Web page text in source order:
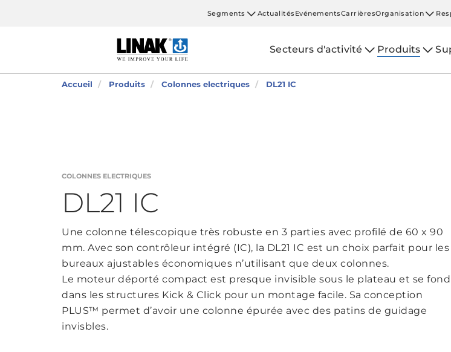
Segments ActualitésEvénementsCarrièresOrganisation
Secteurs d'activité Produits
Accueil Produits Colonnes electriques DL21 IC
COLONNES ELECTRIQUES
DL21 IC
Une colonne télescopique très robuste en 3 parties avec profilé de 60 x 90
mm. Avec son contrôleur intégré (IC), la DL21 IC est un choix parfait pour les
bureaux ajustables économiques n’utilisant que deux colonnes.
Le moteur déporté compact est presque invisible sous le plateau et se fond
dans les structures Kick & Click pour un montage facile. Sa conception
PLUS™ permet d’avoir une colonne épurée avec des patins de guidage
invisbles.